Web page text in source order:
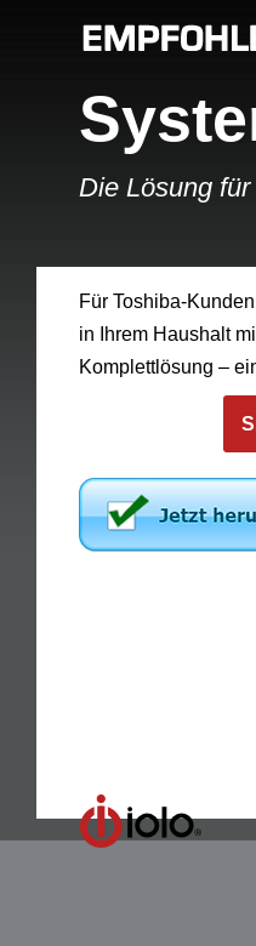
Die Lösung
Für Toshiba-
in Ihrem Haushalt
Komplettlösung –